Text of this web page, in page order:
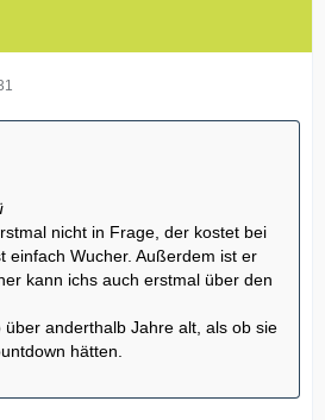
nicht in Frage, der kostet bei
einfach Wucher. Außerdem ist er
kann ichs auch erstmal über den
anderthalb Jahre alt, als ob sie
hätten.